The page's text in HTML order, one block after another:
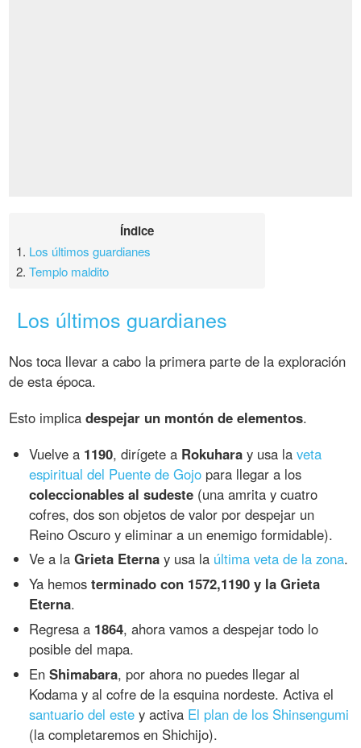
Índice
1. Los últimos guardianes
2.Templo maldito
Los últimos guardianes
Nos toca llevar a cabo la primera parte de la exploración
de esta época.
Esto implicadespejar un montón de elementos.
Vuelve a 1190, dirígete a Rokuhara y usa laveta
espiritual del Puente de Gojo para llegar a los
coleccionables al sudeste (una amrita y cuatro
cofres, dos son objetos de valor por despejar un
Reino Oscuro y eliminar a un enemigo formidable).
Ve a laGrieta Eterna y usa la última veta de la zona.
Ya hemosterminado con 1572,1190 y la Grieta
Eterna.
Regresa a 1864, ahora vamos a despejar todo lo
posible del mapa.
EnShimabara, por ahora no puedes llegar al
Kodama y al cofre de la esquina nordeste. Activa el
santuario del este y activa El plan de los Shinsengumi
(la completaremos en Shichijo).